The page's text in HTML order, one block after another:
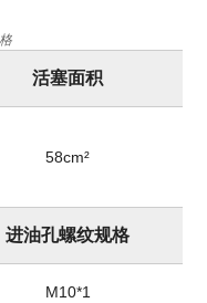
活塞面积
58cm²
进油孔螺纹规格
M10*1